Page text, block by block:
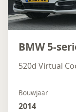
BMW 5-
520d Virtual
Bouwjaar
2014